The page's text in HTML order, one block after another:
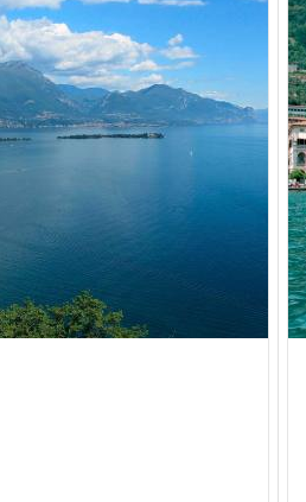
artistiques. Sur la
se dresse en revanche la
, qui donne sur le lac et
prairies et vignobles.